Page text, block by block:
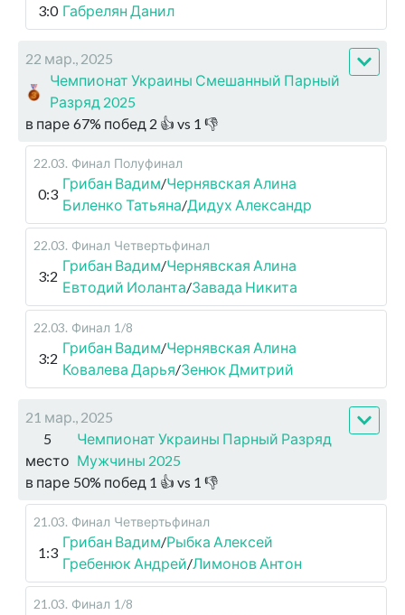
3:0 Габрелян Данил
22 мар., 2025
Чемпионат Украины Смешанный Парный
Разряд 2025
в паре 67% побед 2 👍 vs 1 👎
22.03. Финал Полуфинал
0:3
Грибан Вадим/Чернявская Алина
Биленко Татьяна/Дидух Александр
22.03. Финал Четвертьфинал
3:2
Грибан Вадим/Чернявская Алина
Евтодий Иоланта/Завада Никита
22.03. Финал 1/8
3:2
Грибан Вадим/Чернявская Алина
Ковалева Дарья/Зенюк Дмитрий
21 мар., 2025
5
место
Чемпионат Украины Парный Разряд
Мужчины 2025
в паре 50% побед 1 👍 vs 1 👎
21.03. Финал Четвертьфинал
1:3
Грибан Вадим/Рыбка Алексей
Гребенюк Андрей/Лимонов Антон
21.03. Финал 1/8